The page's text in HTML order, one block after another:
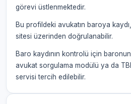
görevi üstlenmektedir.
Bu profildeki avukatın baroya
sitesi üzerinden doğrulanabilir.
Baro kaydının kontrolü için
avukat sorgulama modülü ya da
servisi tercih edilebilir.